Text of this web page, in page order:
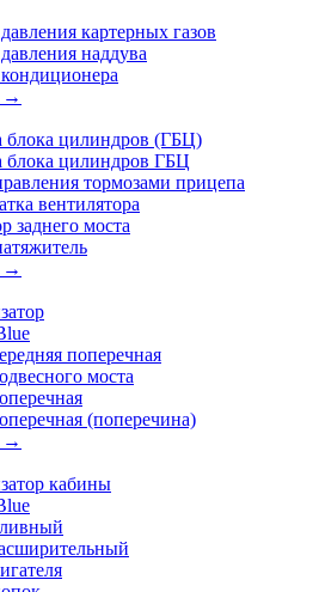
картерных газов
наддува
→
блока цилиндров (ГБЦ)
блока цилиндров ГБЦ
тормозами прицепа
вентилятора
заднего моста
→
поперечная
моста
(поперечина)
→
кабины